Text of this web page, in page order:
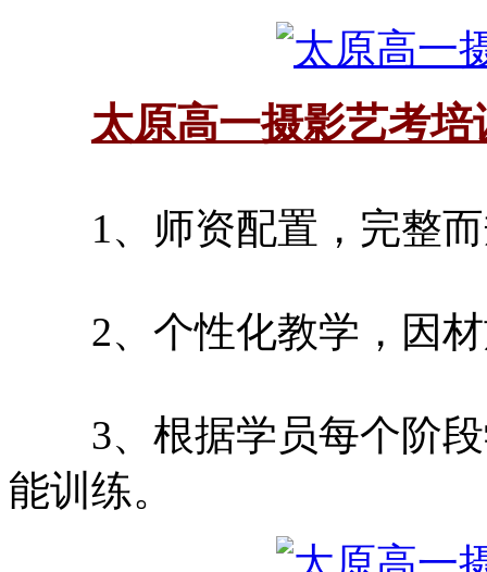
太原高一摄影艺考培
1、师资配置，完整而
2、个性化教学，因材
3、根据学员每个阶段
能训练。